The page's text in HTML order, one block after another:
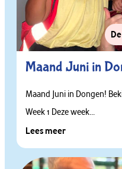
Maand Juni in
Maand Juni in Dongen!
Week 1 Deze week...
Lees meer